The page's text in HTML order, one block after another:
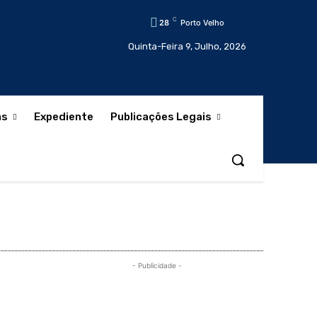
28 C Porto Velho
Quinta-Feira 9, Julho, 2026
Expediente Publicações Legais
- Publicidade -